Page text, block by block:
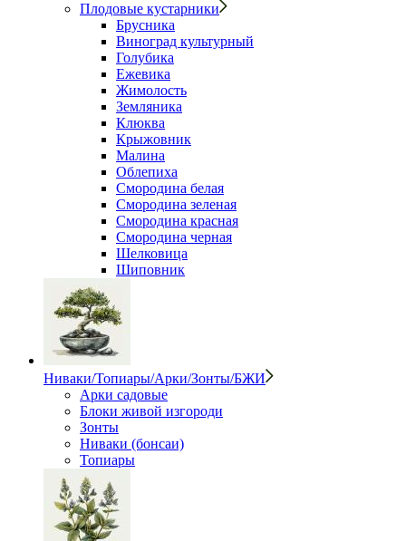
Плодовые кустарники
Брусника
Виноград культурный
Голубика
Ежевика
Жимолость
Земляника
Клюква
Крыжовник
Малина
Облепиха
Смородина белая
Смородина зеленая
Смородина красная
Смородина черная
Шелковица
Шиповник
Ниваки/Топиары/Арки/Зонты/БЖИ
Арки садовые
Блоки живой изгороди
Зонты
Ниваки (бонсаи)
Топиары